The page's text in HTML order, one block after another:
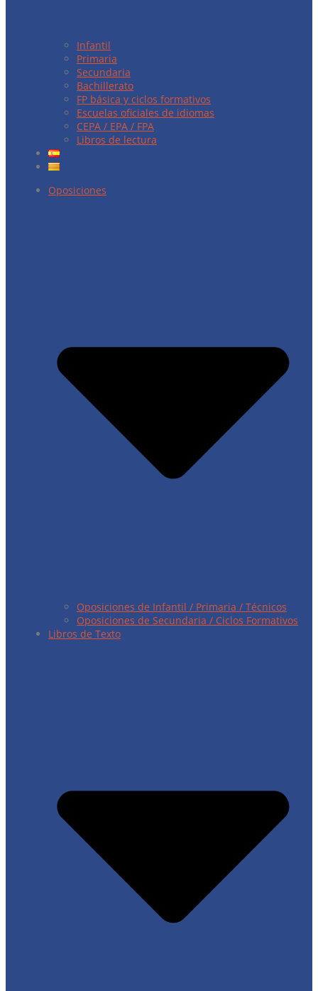
Infantil
Primaria
Secundaria
Bachillerato
FP básica y ciclos formativos
Escuelas oficiales de idiomas
CEPA / EPA / FPA
Libros de lectura
Oposiciones
Oposiciones de Infantil / Primaria / Técnicos
Oposiciones de Secundaria / Ciclos Formativos
Libros de Texto